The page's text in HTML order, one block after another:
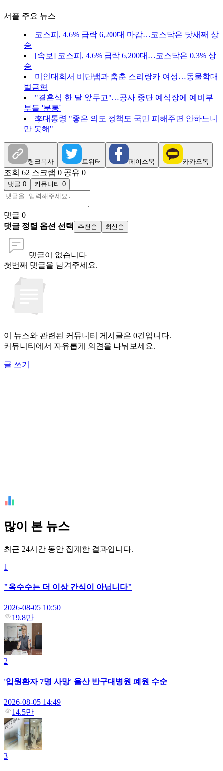
서플 주요 뉴스
코스피, 4.6% 급락 6,200대 마감…코스닥은 닷새째 상
승
[속보] 코스피, 4.6% 급락 6,200대…코스닥은 0.3% 상
승
미인대회서 비단뱀과 춤춘 스리랑카 여성…동물학대
벌금형
"결혼식 한 달 앞두고"…공사 중단 예식장에 예비부
부들 '분통'
李대통령 "좋은 의도 정책도 국민 피해주면 안하느니
만 못해"
링크복사 트위터 페이스북 카카오톡
조회 62 스크랩 0 공유 0
댓글 0 커뮤니티 0
댓글 0
댓글 정렬 옵션 선택
추천순 최신순
댓글이 없습니다.
첫번째 댓글을 남겨주세요.
이 뉴스와 관련된 커뮤니티 게시글은 0건입니다.
커뮤니티에서 자유롭게 의견을 나눠보세요.
글 쓰기
많이 본 뉴스
최근 24시간 동안 집계한 결과입니다.
1
"옥수수는 더 이상 간식이 아닙니다"
2026-08-05 10:50
19.8만
2
'입원환자 7명 사망' 울산 반구대병원 폐원 수순
2026-08-05 14:49
14.5만
3